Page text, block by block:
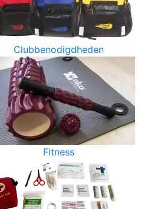
Clubbenodigdheden
Fitness